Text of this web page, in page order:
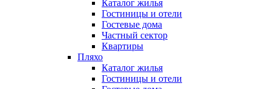
Каталог жилья
Гостиницы и отели
Гостевые дома
Частный сектор
Квартиры
Пляхо
Каталог жилья
Гостиницы и отели